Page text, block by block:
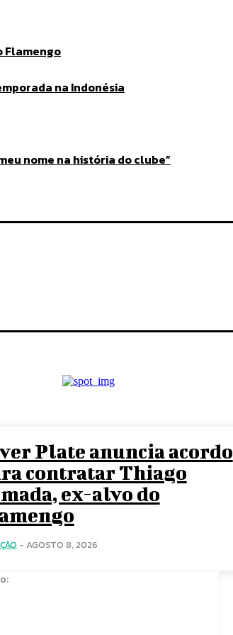
Flamengo
na Indonésia
nome na história do clube”
Plate anuncia acordo
contratar Thiago
ex-alvo do
- AGOSTO 8, 2026